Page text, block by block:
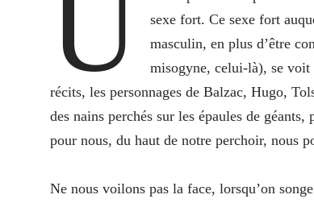
U
sexe fort. Ce sexe fort
masculin, en plus d’être
misogyne, celui-là), se voit
récits, les personnages de Balzac, Hugo,
des nains perchés sur les épaules de
pour nous, du haut de notre perchoir, nous
Ne nous voilons pas la face, lorsqu’on